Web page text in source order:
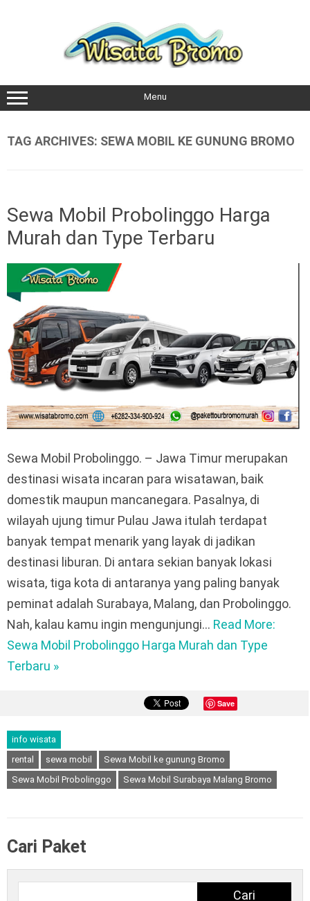
Menu
TAG ARCHIVES: SEWA MOBIL KE GUNUNG BROMO
Sewa Mobil Probolinggo Harga
Murah dan Type Terbaru
Sewa Mobil Probolinggo. – Jawa Timur merupakan
destinasi wisata incaran para wisatawan, baik
domestik maupun mancanegara. Pasalnya, di
wilayah ujung timur Pulau Jawa itulah terdapat
banyak tempat menarik yang layak di jadikan
destinasi liburan. Di antara sekian banyak lokasi
wisata, tiga kota di antaranya yang paling banyak
peminat adalah Surabaya, Malang, dan Probolinggo.
Nah, kalau kamu ingin mengunjungi… Read More:
Sewa Mobil Probolinggo Harga Murah dan Type
Terbaru »
Save
info wisata
rental
sewa mobil
Sewa Mobil ke gunung Bromo
Sewa Mobil Probolinggo
Sewa Mobil Surabaya Malang Bromo
Cari Paket
Cari